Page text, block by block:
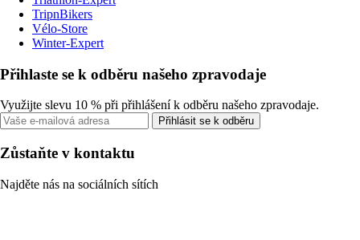
TripnBikers
Vélo-Store
Winter-Expert
Přihlaste se k odběru našeho zpravodaje
Využijte slevu 10 % při přihlášení k odběru našeho zpravodaje.
Přihlásit se k odběru
Zůstaňte v kontaktu
Najděte nás na sociálních sítích